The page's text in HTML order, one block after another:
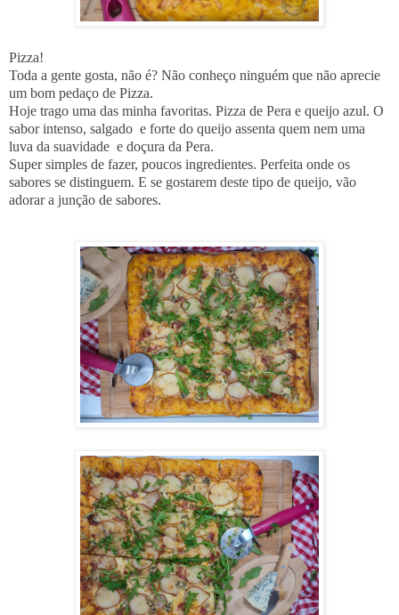
Pizza!
Toda a gente gosta, não é? Não conheço ninguém que não aprecie
um bom pedaço de Pizza.
Hoje trago uma das minha favoritas. Pizza de Pera e queijo azul. O
sabor intenso, salgado e forte do queijo assenta quem nem uma
luva da suavidade e doçura da Pera.
Super simples de fazer, poucos ingredientes. Perfeita onde os
sabores se distinguem. E se gostarem deste tipo de queijo, vão
adorar a junção de sabores.